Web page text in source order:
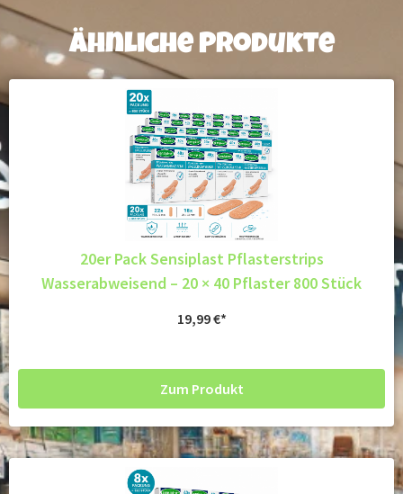
Ähnliche Produkte
20er Pack Sensiplast Pflasterstrips
Wasserabweisend – 20 × 40 Pflaster 800 Stück
19,99€
Zum Produkt